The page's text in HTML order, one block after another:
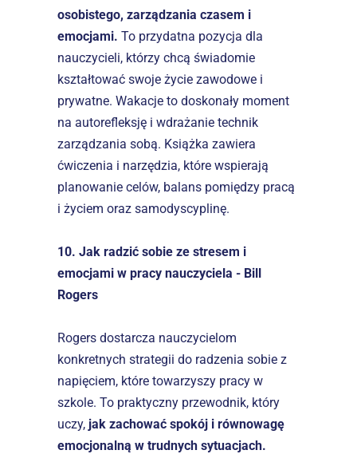
osobistego, zarządzania czasem i
emocjami. To przydatna pozycja dla
nauczycieli, którzy chcą świadomie
kształtować swoje życie zawodowe i
prywatne. Wakacje to doskonały moment
na autorefleksję i wdrażanie technik
zarządzania sobą. Książka zawiera
ćwiczenia i narzędzia, które wspierają
planowanie celów, balans pomiędzy pracą
i życiem oraz samodyscyplinę.
10. Jak radzić sobie ze stresem i
emocjami w pracy nauczyciela - Bill
Rogers
Rogers dostarcza nauczycielom
konkretnych strategii do radzenia sobie z
napięciem, które towarzyszy pracy w
szkole. To praktyczny przewodnik, który
uczy, jak zachować spokój i równowagę
emocjonalną w trudnych sytuacjach.